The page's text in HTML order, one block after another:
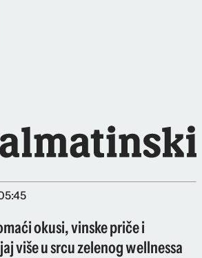
okusi, vinske priče i
više u srcu zelenog wellnessa